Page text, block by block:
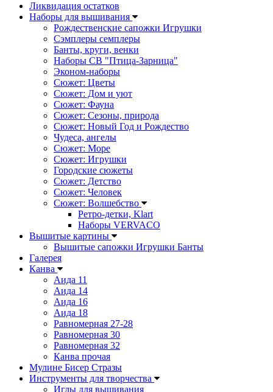
Ликвидация остатков
Наборы для вышивания
Рождественские сапожки Игрушки
Сэмплеры семплеры
Банты, круги, венки
Наборы СВ "Птица-Зарница"
Эконом-наборы
Сюжет: Цветы
Сюжет: Дом и уют
Сюжет: Фауна
Сюжет: Сезоны, природа
Сюжет: Новый Год и Рождество
Чудеса, ангелы
Сюжет: Море
Сюжет: Игрушки
Городские сюжеты
Сюжет: Детство
Сюжет: Человек
Сюжет: Волшебство
Ретро-детки, Klart
Наборы VERVACO
Вышитые картины
Вышитые сапожки Игрушки Банты
Галерея
Канва
Аида 11
Аида 14
Аида 16
Аида 18
Равномерная 27-28
Равномерная 30
Равномерная 32
Канва прочая
Мулине Бисер Стразы
Инструменты для творчества
Иглы для вышивания